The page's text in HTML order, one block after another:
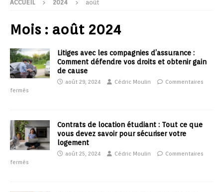
ACCUEIL 2024 août
Mois : août 2024
Litiges avec les compagnies d’assurance :
Comment défendre vos droits et obtenir gain
de cause
août 29, 2024 Cédric Moulin
Commentaires
fermés
Contrats de location étudiant : Tout ce que
vous devez savoir pour sécuriser votre
logement
août 25, 2024 Cédric Moulin
Commentaires
fermés